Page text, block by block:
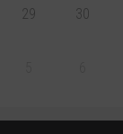
29 30